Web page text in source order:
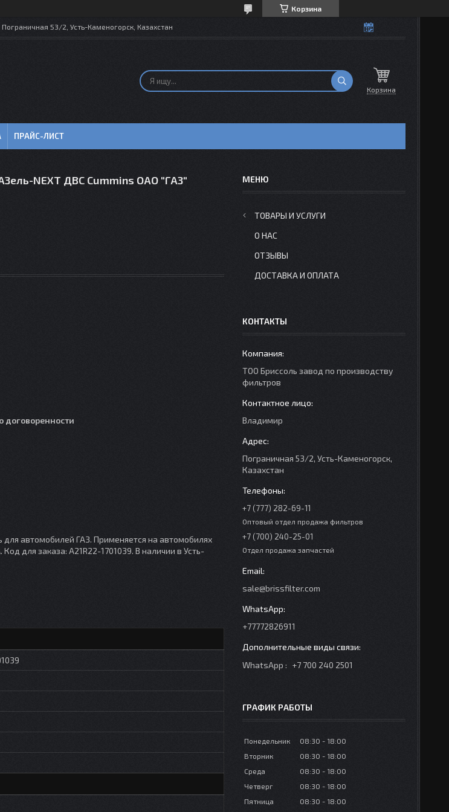
Корзина
Пограничная 53/2, Усть-Каменогорск, Казахстан
Корзина
ПРАЙС-ЛИСТ
NEXT ДВС Cummins ОАО "ГАЗ"
договоренности
автомобилей ГАЗ. Применяется на автомобилях
для заказа: A21R22-1701039. В наличии в Усть-
ТОВАРЫ И УСЛУГИ
О НАС
ОТЗЫВЫ
ДОСТАВКА И ОПЛАТА
КОНТАКТЫ
ТОО Бриссоль завод по производству
фильтров
Владимир
Пограничная 53/2, Усть-Каменогорск,
Казахстан
+7 (777) 282-69-11
Оптовый отдел продажа фильтров
+7 (700) 240-25-01
Отдел продажа запчастей
sale@brissfilter.com
+77772826911
WhatsApp +7 700 240 2501
ГРАФИК РАБОТЫ
Понедельник 08:30
18:00
Вторник
08:30
18:00
Среда
08:30
18:00
Четверг
08:30
18:00
Пятница
08:30 18:00